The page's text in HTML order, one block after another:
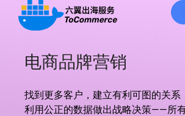
电商品牌营销
找到更多客户，建立有利可图的关系
利用公正的数据做出战略决策——所